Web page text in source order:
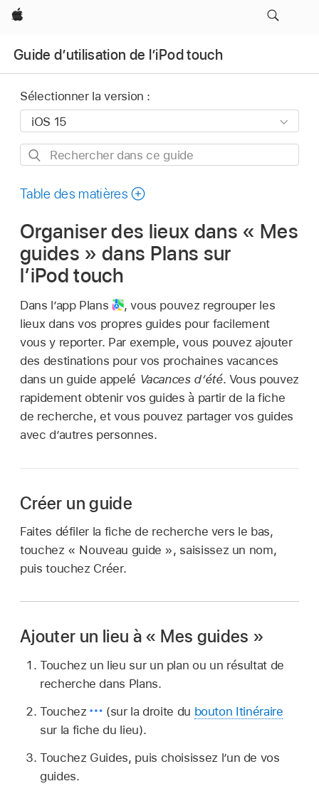
Apple
Guide d’utilisation de l’iPod touch
Sélectionner la version :
Rechercher
ce
Table des matières
Organiser des lieux dans « Mes
guides » dans Plans sur
l’iPod touch
Dans l’app Plans ,vous pouvez regrouper les
lieux dans vos propres guides pour facilement
vous y reporter. Par exemple, vous pouvez ajouter
des destinations pour vos prochaines vacances
dans un guide appelé Vacances d’été. Vous pouvez
rapidement obtenir vos guides à partir de la fiche
de recherche, et vous pouvez partager vos guides
avec d’autres personnes.
Créer un guide
Faites défiler la fiche de recherche vers le bas,
touchez « Nouveau guide », saisissez un nom,
puis touchez Créer.
Ajouter un lieu à « Mes guides »
Touchez un lieu sur un plan ou un résultat de
recherche dans Plans.
Touchez
(sur la droite du bouton Itinéraire
sur la fiche du lieu).
Touchez Guides, puis choisissez l’un de vos
guides.